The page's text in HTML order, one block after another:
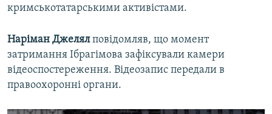
кримськотатарськими активістами.
Наріман Джелялповідомляв, що момент
затримання Ібрагімова зафіксували камери
відеоспостереження. Відеозапис передали в
правоохоронні органи.